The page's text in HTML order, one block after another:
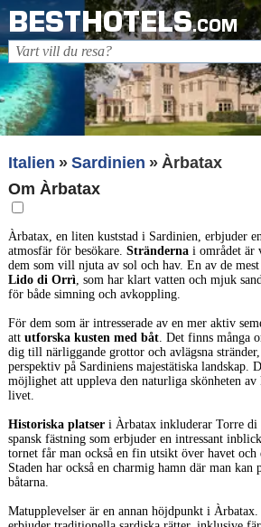
BESTHOTELS.COM
Italien Sardinien
Àrbatax
Om Àrbatax
Àrbatax, en liten kuststad i Sardinien, erbjuder
atmosfär för besökare. Strändernai området är
dem som vill njuta av sol och hav. En av de
Lido di Orrì, som har klart vatten och mjuk
för både simning och avkoppling.
För dem som är intresserade av en mer aktiv
att utforska kusten med båt. Det finns många
dig till närliggande grottor och avlägsna
perspektiv på Sardiniens majestätiska landskap.
möjlighet att uppleva den naturliga skönheten av
livet.
Historiska platseri Àrbatax inkluderar Torre di
spansk fästning som erbjuder en intressant
tornet får man också en fin utsikt över havet och
Staden har också en charmig hamn där man kan
båtarna.
Matupplevelser är en annan höjdpunkt i